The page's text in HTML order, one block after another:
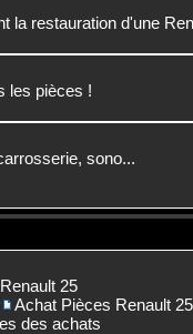
la restauration d'une
les pièces !
sono...
25
Achat Pièces Renault 25
des achats